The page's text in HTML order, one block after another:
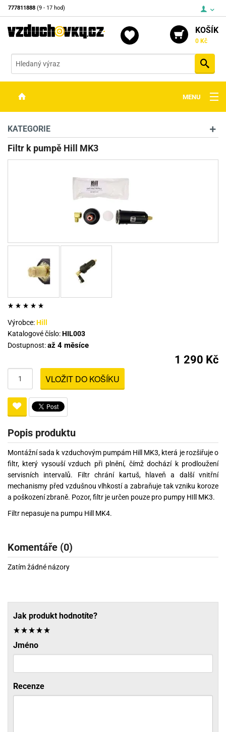
777811888 (9 - 17 hod)
KOŠÍK
0 Kč
MENU
OPTIKA
STŘELIVO
DETEKTORY KOVŮ
KATEGORIE
Filtr k pumpě Hill MK3
Výrobce:Hill
Katalogové číslo:HIL003
Dostupnost:až 4 měsíce
1 290 Kč
VLOŽIT DO KOŠÍKU
Popis produktu
Montážní sada k vzduchovým pumpám Hill MK3, která je rozšiřuje o
filtr, který vysouší vzduch při plnění, čímž dochází k prodloužení
servisních intervalů. Filtr chrání kartuš, hlaveň a další vnitřní
mechanismy před vzdušnou vlhkostí a zabraňuje tak vzniku koroze
a poškození zbraně. Pozor, filtr je určen pouze pro pumpy HIll MK3.
Filtr nepasuje na pumpu Hill MK4.
Komentáře (0)
Zatím žádné názory
Jak produkt hodnotíte?
Jméno
Recenze